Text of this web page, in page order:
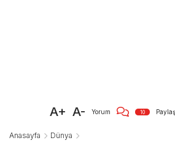
A+ A- Yorum 10 Paylaş
Anasayfa
Dünya